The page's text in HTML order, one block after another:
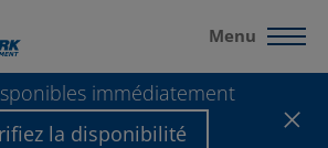
immédiatement
la disponibilité
Menu
d’information